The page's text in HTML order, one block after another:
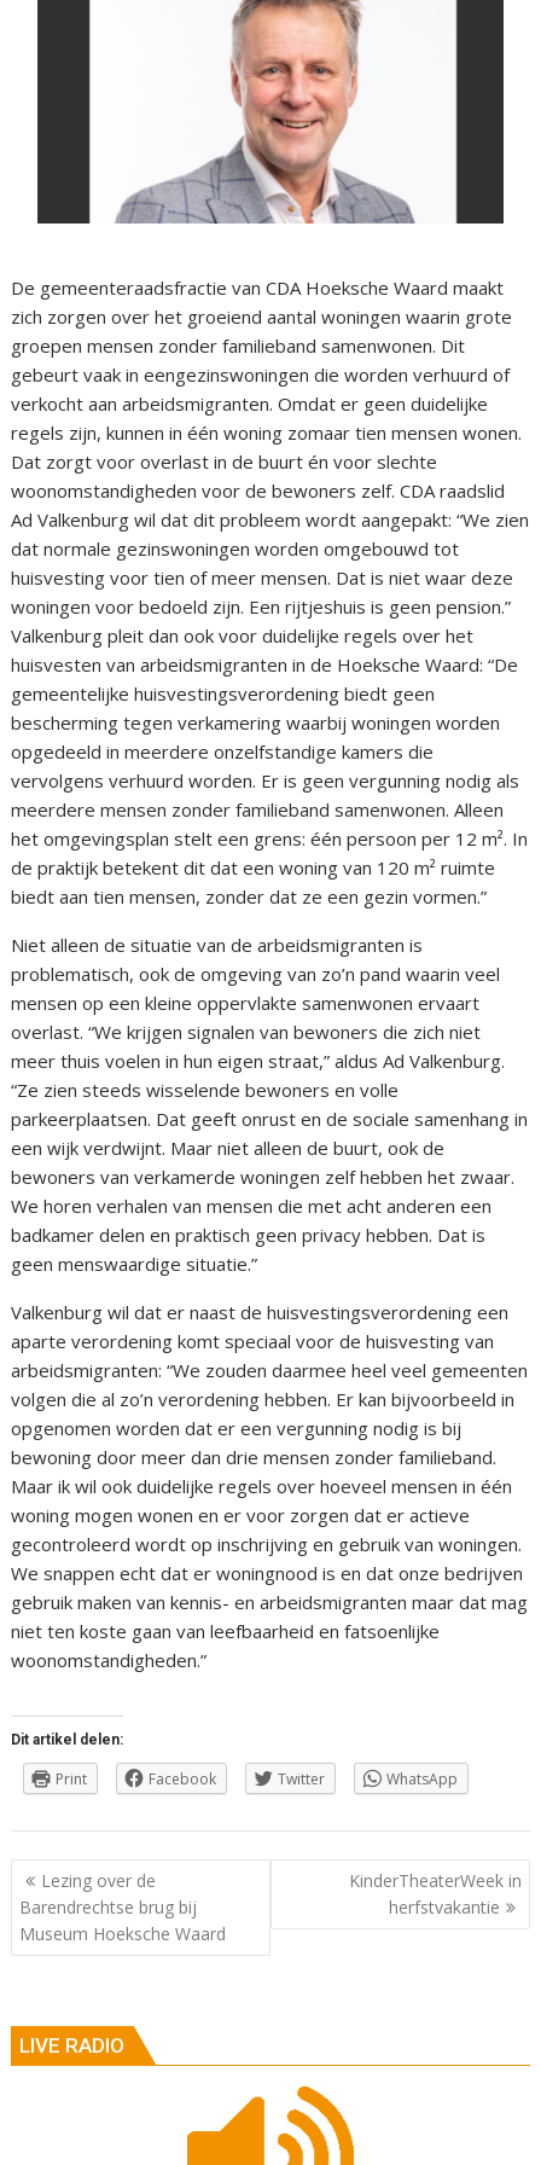
De gemeenteraadsfractie van CDA Hoeksche Waard maakt
zich zorgen over het groeiend aantal woningen waarin grote
groepen mensen zonder familieband samenwonen. Dit
gebeurt vaak in eengezinswoningen die worden verhuurd of
verkocht aan arbeidsmigranten. Omdat er geen duidelijke
regels zijn, kunnen in één woning zomaar tien mensen wonen.
Dat zorgt voor overlast in de buurt én voor slechte
woonomstandigheden voor de bewoners zelf. CDA raadslid
Ad Valkenburg wil dat dit probleem wordt aangepakt: “We zien
dat normale gezinswoningen worden omgebouwd tot
huisvesting voor tien of meer mensen. Dat is niet waar deze
woningen voor bedoeld zijn. Een rijtjeshuis is geen pension.”
Valkenburg pleit dan ook voor duidelijke regels over het
huisvesten van arbeidsmigranten in de Hoeksche Waard: “De
gemeentelijke huisvestingsverordening biedt geen
bescherming tegen verkamering waarbij woningen worden
opgedeeld in meerdere onzelfstandige kamers die
vervolgens verhuurd worden. Er is geen vergunning nodig als
meerdere mensen zonder familieband samenwonen. Alleen
het omgevingsplan stelt een grens: één persoon per 12 m². In
de praktijk betekent dit dat een woning van 120 m² ruimte
biedt aan tien mensen, zonder dat ze een gezin vormen.”
Niet alleen de situatie van de arbeidsmigranten is
problematisch, ook de omgeving van zo’n pand waarin veel
mensen op een kleine oppervlakte samenwonen ervaart
overlast. “We krijgen signalen van bewoners die zich niet
meer thuis voelen in hun eigen straat,” aldus Ad Valkenburg.
“Ze zien steeds wisselende bewoners en volle
parkeerplaatsen. Dat geeft onrust en de sociale samenhang in
een wijk verdwijnt. Maar niet alleen de buurt, ook de
bewoners van verkamerde woningen zelf hebben het zwaar.
We horen verhalen van mensen die met acht anderen een
badkamer delen en praktisch geen privacy hebben. Dat is
geen menswaardige situatie.”
Valkenburg wil dat er naast de huisvestingsverordening een
aparte verordening komt speciaal voor de huisvesting van
arbeidsmigranten: “We zouden daarmee heel veel gemeenten
volgen die al zo’n verordening hebben. Er kan bijvoorbeeld in
opgenomen worden dat er een vergunning nodig is bij
bewoning door meer dan drie mensen zonder familieband.
Maar ik wil ook duidelijke regels over hoeveel mensen in één
woning mogen wonen en er voor zorgen dat er actieve
gecontroleerd wordt op inschrijving en gebruik van woningen.
We snappen echt dat er woningnood is en dat onze bedrijven
gebruik maken van kennis- en arbeidsmigranten maar dat mag
niet ten koste gaan van leefbaarheid en fatsoenlijke
woonomstandigheden.”
Dit artikel delen:
Print Facebook Twitter WhatsApp
Berichtnavigatie
Lezing over de
Barendrechtse brug bij
Museum Hoeksche Waard
KinderTheaterWeek in
herfstvakantie
LIVE RADIO